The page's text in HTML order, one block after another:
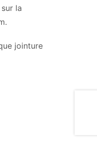
la
jointure